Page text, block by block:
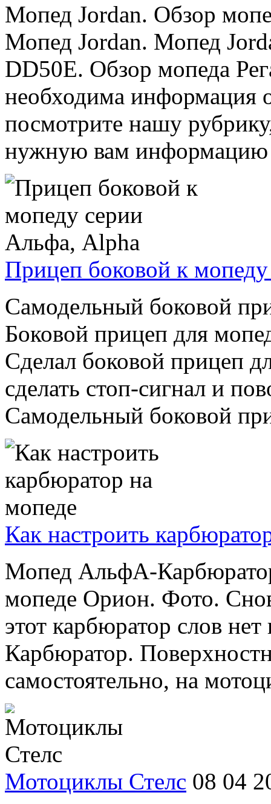
Мопед Jordan. Обзор
Мопед Jordan. Мопед
DD50E. Обзор мопеда
необходима информация
посмотрите нашу
нужную вам
Прицеп боковой к
Самодельный боковой
Боковой прицеп для
Сделал боковой прицеп
сделать стоп-сигнал и
Самодельный боковой
Как настроить
Мопед АльфА-
мопеде Орион. Фото.
этот карбюратор слов
Карбюратор.
самостоятельно, на
Мотоциклы Стелс 08 04